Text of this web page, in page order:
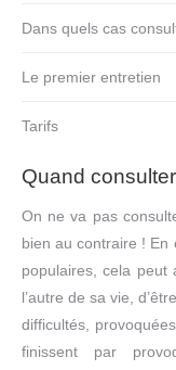
Dans quels cas
Le premier entretien
Tarifs
Quand
On ne va pas
bien au contraire ! En
populaires, cela
l’autre de sa vie,
difficultés,
finissent par